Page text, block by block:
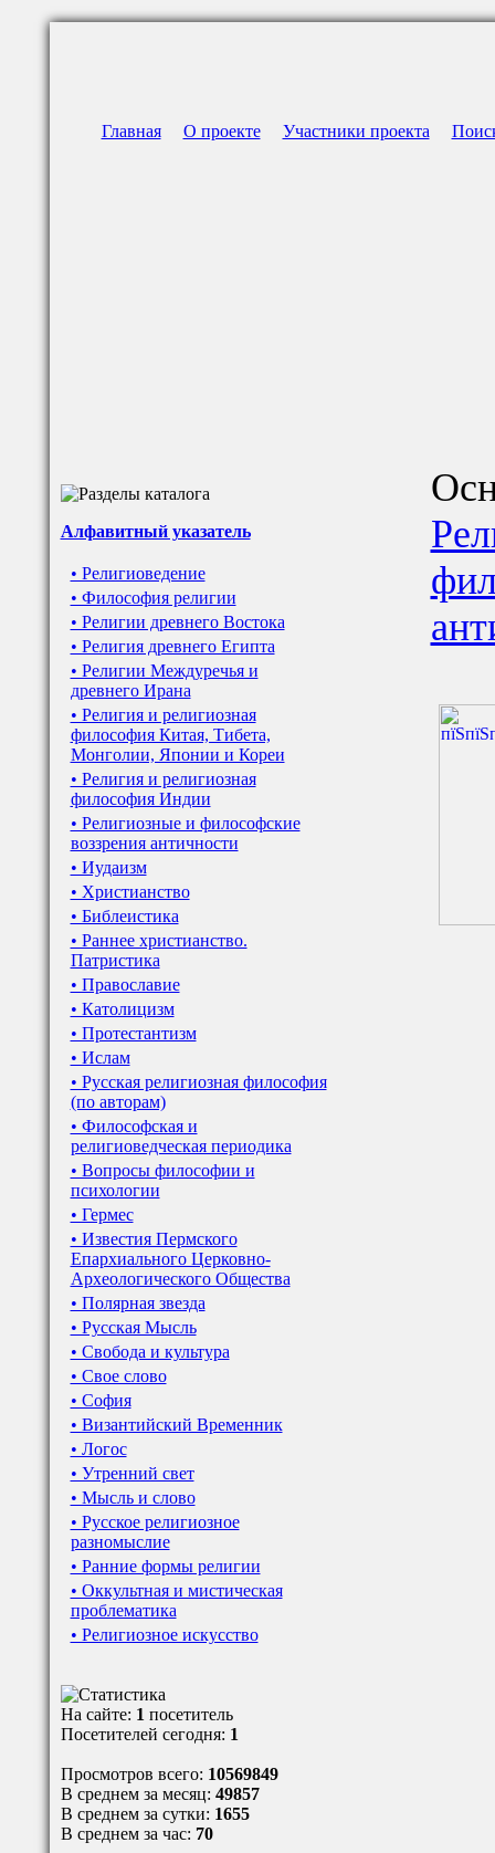
Главная О проекте Участники проекта
Алфавитный указатель
• Религиоведение
• Философия религии
• Религии древнего Востока
• Религия древнего Египта
• Религии Междуречья и
древнего Ирана
• Религия и религиозная
философия Китая, Тибета,
Монголии, Японии и Кореи
• Религия и религиозная
философия Индии
• Религиозные и философские
воззрения античности
• Иудаизм
• Христианство
• Библеистика
• Раннее христианство.
Патристика
• Православие
• Католицизм
• Протестантизм
• Ислам
• Русская религиозная философия
(по авторам)
• Философская и
религиоведческая периодика
• Вопросы философии и
психологии
• Гермес
• Известия Пермского
Епархиального Церковно-
Археологического Общества
• Полярная звезда
• Русская Мысль
• Свобода и культура
• Свое слово
• София
• Византийский Временник
• Логос
• Утренний свет
• Мысль и слово
• Русское религиозное
разномыслие
• Ранние формы религии
• Оккультная и мистическая
проблематика
• Религиозное искусство
На сайте: 1 посетитель
Посетителей сегодня: 1
Просмотров всего: 10569849
В среднем за месяц: 49857
В среднем за сутки: 1655
В среднем за час: 70